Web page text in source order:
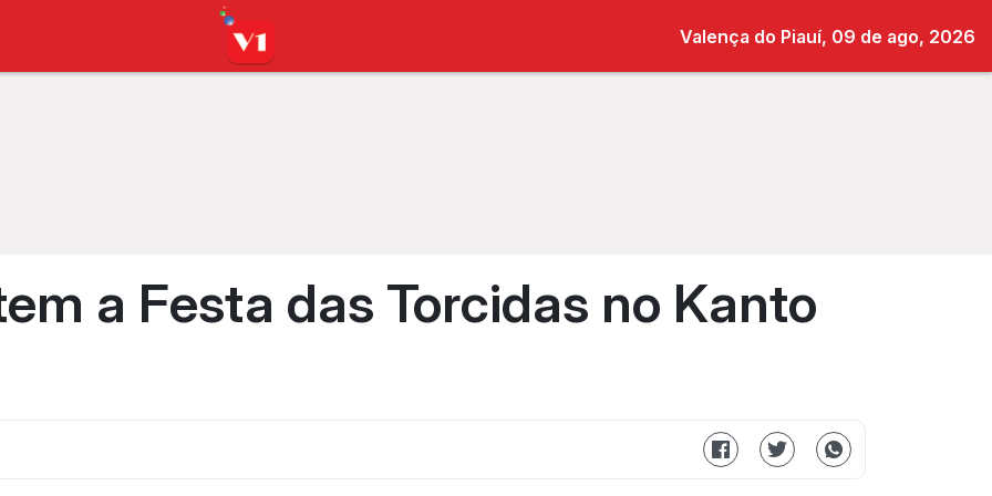
Valença do Piauí, 09 de ago, 2026
a Festa das Torcidas no Kanto